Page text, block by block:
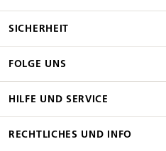
SICHERHEIT
FOLGE UNS
HILFE UND SERVICE
RECHTLICHES UND INFO